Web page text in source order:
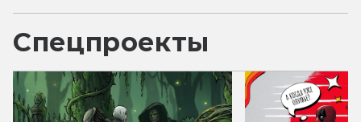
Спецпроекты